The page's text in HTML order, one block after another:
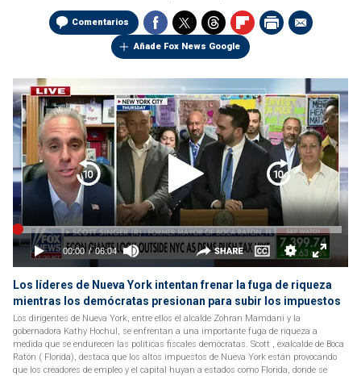
Comentarios
Añade Fox News Google
Los líderes de Nueva York intentan frenar la fuga de riqueza
mientras los demócratas presionan para subir los impuestos
Los dirigentes de Nueva York, entre ellos el alcalde Zohran Mamdani y la
gobernadora Kathy Hochul, se enfrentan a una importante fuga de riqueza a
medida que se endurecen las políticas fiscales demócratas. Scott , exalcalde de Boca
Ratón ( Florida), destaca que los altos impuestos de Nueva York están provocando
que los creadores de empleo y el capital huyan a estados como Florida, donde se